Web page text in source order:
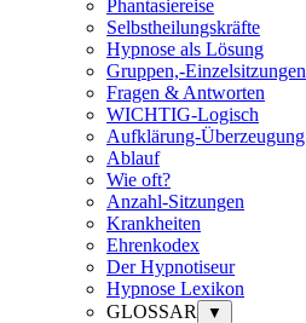
Phantasiereise
Selbstheilungskräfte
Hypnose als Lösung
Gruppen,-Einzelsitzungen
Fragen & Antworten
WICHTIG-Logisch
Aufklärung-Überzeugung
Ablauf
Wie oft?
Anzahl-Sitzungen
Krankheiten
Ehrenkodex
Der Hypnotiseur
Hypnose Lexikon
GLOSSAR
▼